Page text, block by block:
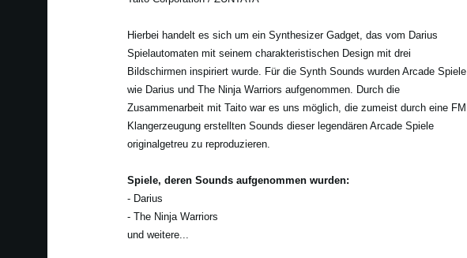
Hierbei handelt es sich um ein Synthesizer Gadget, das vom Darius
Spielautomaten mit seinem charakteristischen Design mit drei
Bildschirmen inspiriert wurde. Für die Synth Sounds wurden Arcade Spiele
wie Darius und The Ninja Warriors aufgenommen. Durch die
Zusammenarbeit mit Taito war es uns möglich, die zumeist durch eine FM
Klangerzeugung erstellten Sounds dieser legendären Arcade Spiele
originalgetreu zu reproduzieren.
Spiele, deren Sounds aufgenommen wurden:
- Darius
- The Ninja Warriors
und weitere...